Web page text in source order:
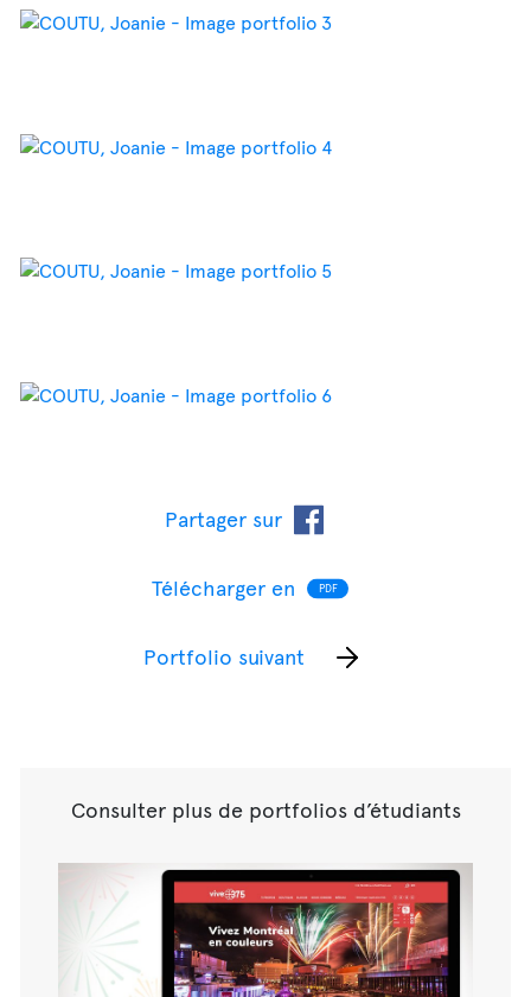
Partager sur
Télécharger en PDF
Portfolio suivant
Consulter plus de portfolios d’étudiants